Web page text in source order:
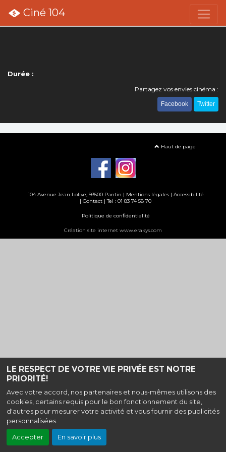
LE RESPECT DE VOTRE VIE PRIVÉE EST NOTRE
PRIORITÉ!
Avec votre accord, nos partenaires et nous-mêmes utilisons des
cookies, certains requis pour le bon fonctionnement du site,
d'autres pour mesurer votre activité et vous fournir des publicités
personnalisées.
Accepter En savoir plus
Ciné 104
Durée :
Partagez vos envies cinéma :
Facebook Twitter
Haut de page
104 Avenue Jean Lolive, 93500 Pantin | Mentions légales| Accessibilité
| Contact | Tel : 01 83 74 58 70
Politique de confidentialité
Création site internet www.erakys.com